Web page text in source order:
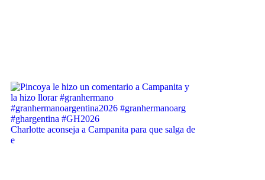
Charlotte aconseja a Campanita para que salga de
e